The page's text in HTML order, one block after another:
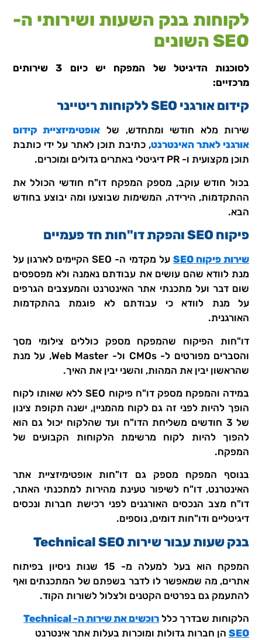
לקוחות בנק השעות ושירותי ה-
SEO השונים
לסוכנות הדיגיטל של המפקח יש כיום 3 שירותים
מרכזיים:
קידום אורגני SEO ללקוחות ריטיינר
שירות מלא חודשי ומתחדש, של אופטימיזציית קידום
אורגני לאתר האינטרנט, כתיבת תוכן לאתר על ידי כותבת
תוכן מקצועית ו- PR דיגיטלי באתרים גדולים ומוכרים.
בכול חודש עוקב, מספק המפקח דו"ח חודשי הכולל את
ההתקדמות, הירידה, המשימות שבוצעו ומה יבוצע בחודש
הבא.
פיקוח SEO והפקת דו"חות חד פעמיים
שירות פיקוח SEO
על מקדמי ה- SEO הקיימים לארגון על
מנת לוודא שהם עושים את עבודתם נאמנה ולא מפספסים
שום דבר ועל מתכנתי אתר האינטרנט והמעצבים הגרפים
על מנת לוודא כי עבודתם לא פוגמת בהתקדמות
האורגנית.
דו"חות הפיקוח שהמפקח מספק כוללים צילומי מסך
והסברים מפורטים ל- CMOs ול- Web Master, על מנת
שהראשון יבין את המהות, והשני יבין את האיך.
במידה והמפקח מספק דו"ח פיקוח SEO ללא שאותו לקוח
הופך להיות לפני זה גם לקוח מהמניין, ישנה תקופת צינון
של 3 חודשים משליחת הדו"ח ועד שהלקוח יכול גם הוא
להפוך להיות לקוח מרשימת הלקוחות הקבועים של
המפקח.
בנוסף המפקח מספק גם דו"חות אופטימיזציית אתר
האינטרנט, דו"ח לשיפור טעינת מהירות למתכנתי האתר,
דו"ח מצב הנכסים האורגנים לפני רכישת חברות ונכסים
דיגיטליים ודו"חות דומים, נוספים.
בנק שעות עבור שירות Technical SEO
המפקח הוא בעל למעלה מ- 15 שנות ניסיון בפיתוח
אתרים, מה שמאפשר לו לדבר בשפתם של המתכנתים ואף
להתעמק גם בפרטים הקטנים ולצלול לשורות הקוד.
הלקוחות שבדרך כלל
רוכשים את שירות ה- Technical
SEOהן חברות גדולות ומוכרות בעלות אתר אינטרנט